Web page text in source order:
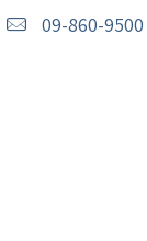
09-860-9500